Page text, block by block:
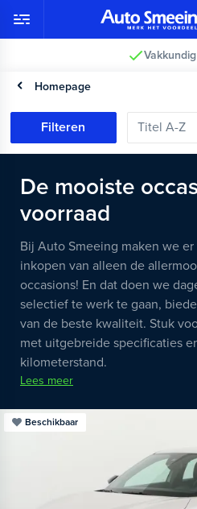
Vakkundig
Homepage
Filteren
De mooiste
voorraad
Bij Auto Smeeing maken we
inkopen van alleen de
occasions! En dat doen we
selectief te werk te gaan,
van de beste kwaliteit. Stuk
met uitgebreide specificaties
kilometerstand.
Lees meer
Beschikbaar